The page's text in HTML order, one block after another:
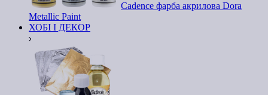
Cadence фарба акрилова Dora
Metallic Paint
ХОБІ І ДЕКОР